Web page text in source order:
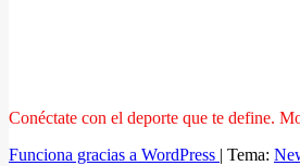
Conéctate con el deporte que te define.
Funciona gracias a WordPress | Tema: